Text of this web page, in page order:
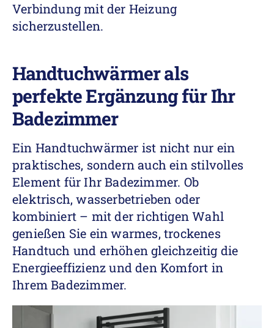
Verbindung mit der Heizung
sicherzustellen.
Handtuchwärmer als
perfekte Ergänzung für Ihr
Badezimmer
Ein Handtuchwärmer ist nicht nur ein
praktisches, sondern auch ein stilvolles
Element für Ihr Badezimmer. Ob
elektrisch, wasserbetrieben oder
kombiniert – mit der richtigen Wahl
genießen Sie ein warmes, trockenes
Handtuch und erhöhen gleichzeitig die
Energieeffizienz und den Komfort in
Ihrem Badezimmer.